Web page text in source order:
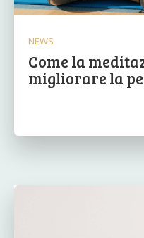
NEWS
Come la
migliorare la